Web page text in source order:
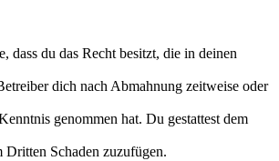
dass du das Recht besitzt, die in deinen
dich nach Abmahnung zeitweise oder
genommen hat. Du gestattest dem
Dritten Schaden zuzufügen.